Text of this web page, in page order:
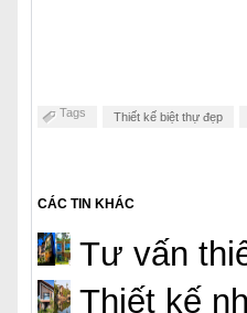
Tags Thiết kế biệt thự đẹp
CÁC TIN KHÁC
Tư vấn
Thiết kế